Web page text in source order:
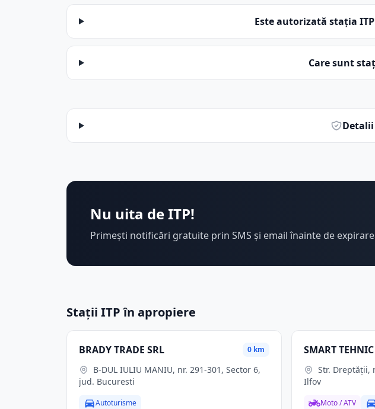
Este autorizată stația ITP
Care sunt
Detalii
Nu uita de ITP!
Primești notificări gratuite prin SMS și email înainte de
Stații ITP în apropiere
BRADY TRADE SRL 0 km
jud. Bucuresti
Autoturisme
SMART
Ilfov
Moto / ATV